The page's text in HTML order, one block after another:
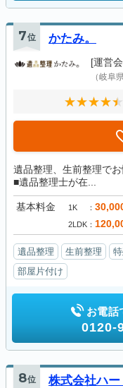
7位 かたみ。
[運営
（岐阜
遺品整理、生前整理で
■遺品整理士が在...
基本料金 1K
2LDK
遺品整理 生前整理
部屋片付け
お電話
0120-
8位 株式会社ハ